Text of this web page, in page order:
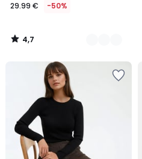
29.99 € -50%
4,7
/